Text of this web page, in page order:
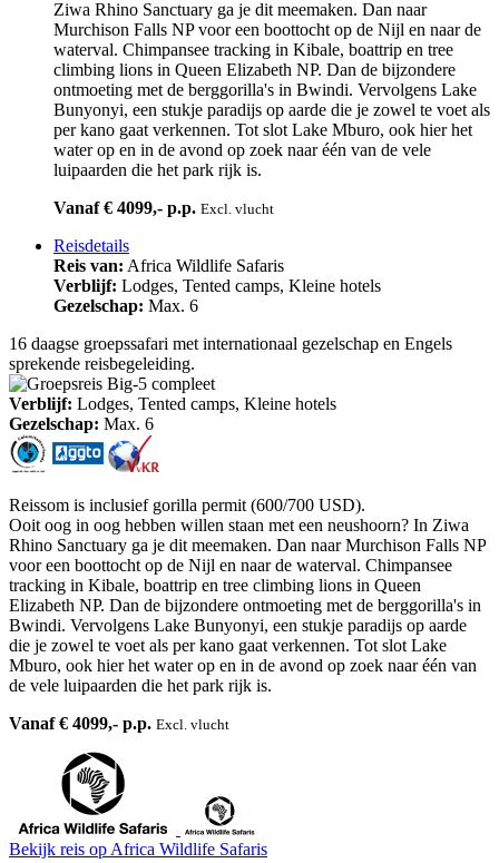
Ziwa Rhino Sanctuary ga je dit meemaken. Dan naar
Murchison Falls NP voor een boottocht op de Nijl en naar de
waterval. Chimpansee tracking in Kibale, boattrip en tree
climbing lions in Queen Elizabeth NP. Dan de bijzondere
ontmoeting met de berggorilla's in Bwindi. Vervolgens Lake
Bunyonyi, een stukje paradijs op aarde die je zowel te voet als
per kano gaat verkennen. Tot slot Lake Mburo, ook hier het
water op en in de avond op zoek naar één van de vele
luipaarden die het park rijk is.
Vanaf € 4099,- p.p. Excl. vlucht
Reisdetails
Reis van: Africa Wildlife Safaris
Verblijf: Lodges, Tented camps, Kleine hotels
Gezelschap: Max. 6
16 daagse groepssafari met internationaal gezelschap en Engels
sprekende reisbegeleiding.
Verblijf: Lodges, Tented camps, Kleine hotels
Gezelschap: Max. 6
Reissom is inclusief gorilla permit (600/700 USD).
Ooit oog in oog hebben willen staan met een neushoorn? In Ziwa
Rhino Sanctuary ga je dit meemaken. Dan naar Murchison Falls NP
voor een boottocht op de Nijl en naar de waterval. Chimpansee
tracking in Kibale, boattrip en tree climbing lions in Queen
Elizabeth NP. Dan de bijzondere ontmoeting met de berggorilla's in
Bwindi. Vervolgens Lake Bunyonyi, een stukje paradijs op aarde
die je zowel te voet als per kano gaat verkennen. Tot slot Lake
Mburo, ook hier het water op en in de avond op zoek naar één van
de vele luipaarden die het park rijk is.
Vanaf € 4099,- p.p. Excl. vlucht
Bekijk reis op Africa Wildlife Safaris